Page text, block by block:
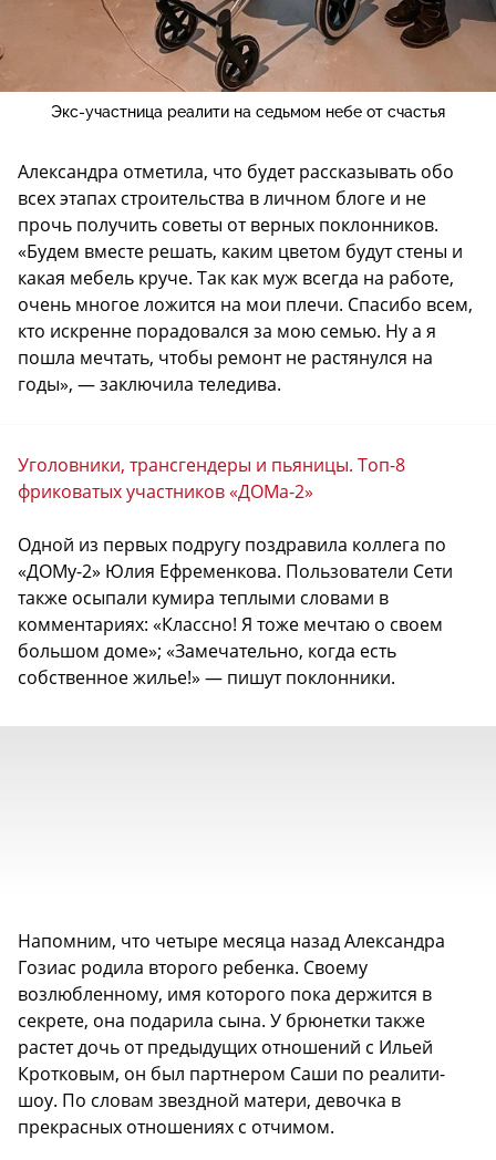
Экс-участница реалити на седьмом небе от счастья
Александра отметила, что будет рассказывать обо
всех этапах строительства в личном блоге и не
прочь получить советы от верных поклонников.
«Будем вместе решать, каким цветом будут стены и
какая мебель круче. Так как муж всегда на работе,
очень многое ложится на мои плечи. Спасибо всем,
кто искренне порадовался за мою семью. Ну а я
пошла мечтать, чтобы ремонт не растянулся на
годы», — заключила теледива.
Уголовники, трансгендеры и пьяницы. Топ-8
фриковатых участников «ДОМа-2»
Одной из первых подругу поздравила коллега по
«ДОМу-2» Юлия Ефременкова. Пользователи Сети
также осыпали кумира теплыми словами в
комментариях: «Классно! Я тоже мечтаю о своем
большом доме»; «Замечательно, когда есть
собственное жилье!» — пишут поклонники.
Напомним, что четыре месяца назад Александра
Гозиас родила второго ребенка. Своему
возлюбленному, имя которого пока держится в
секрете, она подарила сына. У брюнетки также
растет дочь от предыдущих отношений с Ильей
Кротковым, он был партнером Саши по реалити-
шоу. По словам звездной матери, девочка в
прекрасных отношениях с отчимом.